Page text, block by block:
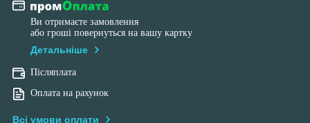
Ви отримаєте замовлення
або гроші повернуться на вашу картку
Детальніше
Післяплата
Оплата на рахунок
Всі умови оплати